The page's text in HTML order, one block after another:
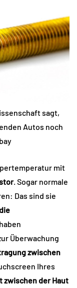
sagt,
Autos noch
mit
. Sogar normale
Das sind sie
Überwachung
zwischen
Ihres
zwischen der Haut